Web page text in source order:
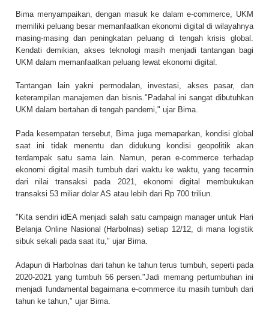
Bima menyampaikan, dengan masuk ke dalam e-commerce, UKM
memiliki peluang besar memanfaatkan ekonomi digital di wilayahnya
masing-masing dan peningkatan peluang di tengah krisis global.
Kendati demikian, akses teknologi masih menjadi tantangan bagi
UKM dalam memanfaatkan peluang lewat ekonomi digital.
Tantangan lain yakni permodalan, investasi, akses pasar, dan
keterampilan manajemen dan bisnis."Padahal ini sangat dibutuhkan
UKM dalam bertahan di tengah pandemi," ujar Bima.
Pada kesempatan tersebut, Bima juga memaparkan, kondisi global
saat ini tidak menentu dan didukung kondisi geopolitik akan
terdampak satu sama lain. Namun, peran e-commerce terhadap
ekonomi digital masih tumbuh dari waktu ke waktu, yang tecermin
dari nilai transaksi pada 2021, ekonomi digital membukukan
transaksi 53 miliar dolar AS atau lebih dari Rp 700 triliun.
"Kita sendiri idEA menjadi salah satu campaign manager untuk Hari
Belanja Online Nasional (Harbolnas) setiap 12/12, di mana logistik
sibuk sekali pada saat itu," ujar Bima.
Adapun di Harbolnas dari tahun ke tahun terus tumbuh, seperti pada
2020-2021 yang tumbuh 56 persen."Jadi memang pertumbuhan ini
menjadi fundamental bagaimana e-commerce itu masih tumbuh dari
tahun ke tahun," ujar Bima.